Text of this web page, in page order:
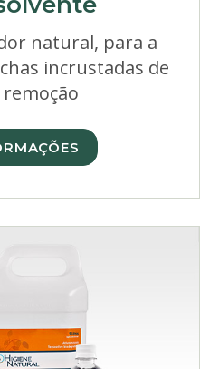
natural, para a
incrustadas de